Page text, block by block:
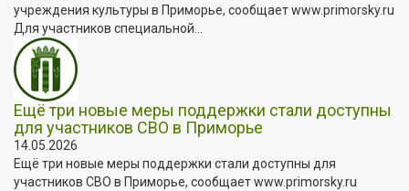
учреждения культуры в Приморье, сообщает www.primorsky.ru
Для участников специальной...
Ещё три новые меры поддержки стали доступны
для участников СВО в Приморье
14.05.2026
Ещё три новые меры поддержки стали доступны для
участников СВО в Приморье, сообщает www.primorsky.ru